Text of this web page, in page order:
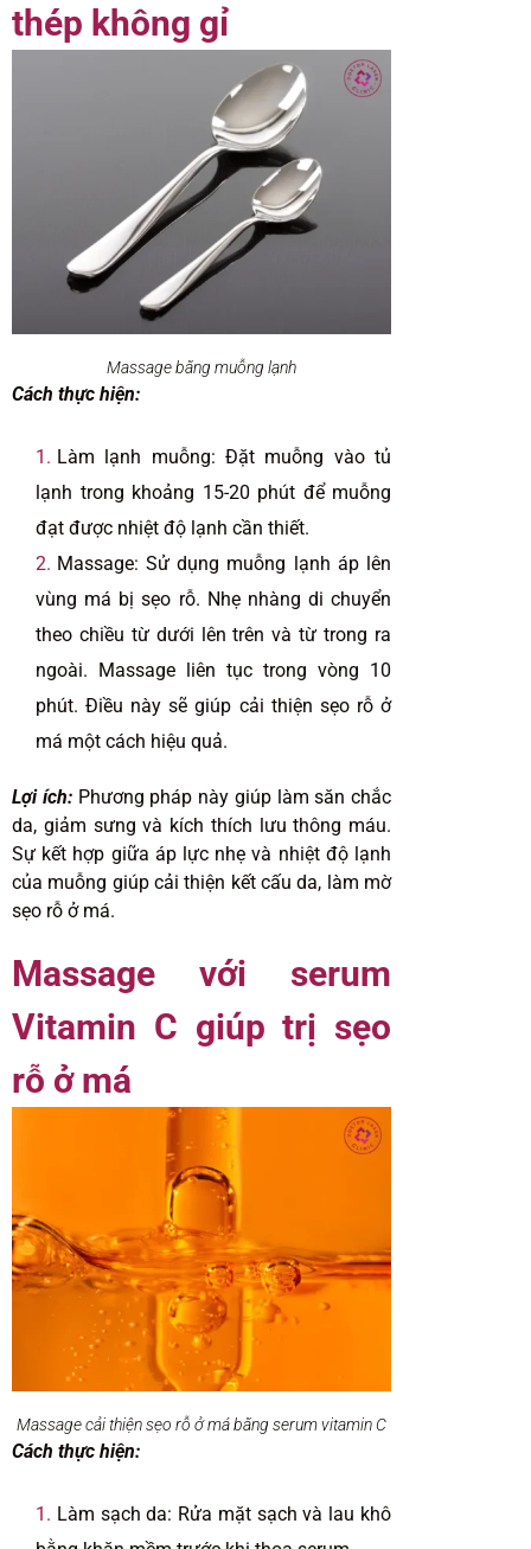
thép không gỉ
Massage bằng muỗng lạnh
Cách thực hiện:
Làm lạnh muỗng: Đặt muỗng vào tủ
lạnh trong khoảng 15-20 phút để muỗng
đạt được nhiệt độ lạnh cần thiết.
Massage: Sử dụng muỗng lạnh áp lên
vùng má bị sẹo rỗ. Nhẹ nhàng di chuyển
theo chiều từ dưới lên trên và từ trong ra
ngoài. Massage liên tục trong vòng 10
phút. Điều này sẽ giúp cải thiện sẹo rỗ ở
má một cách hiệu quả.
Lợi ích:Phương pháp này giúp làm săn chắc
da, giảm sưng và kích thích lưu thông máu.
Sự kết hợp giữa áp lực nhẹ và nhiệt độ lạnh
của muỗng giúp cải thiện kết cấu da, làm mờ
sẹo rỗ ở má.
Massage với serum
Vitamin C giúp trị sẹo
rỗ ở má
Massage cải thiện sẹo rỗ ở má bằng serum vitamin C
Cách thực hiện:
Làm sạch da: Rửa mặt sạch và lau khô